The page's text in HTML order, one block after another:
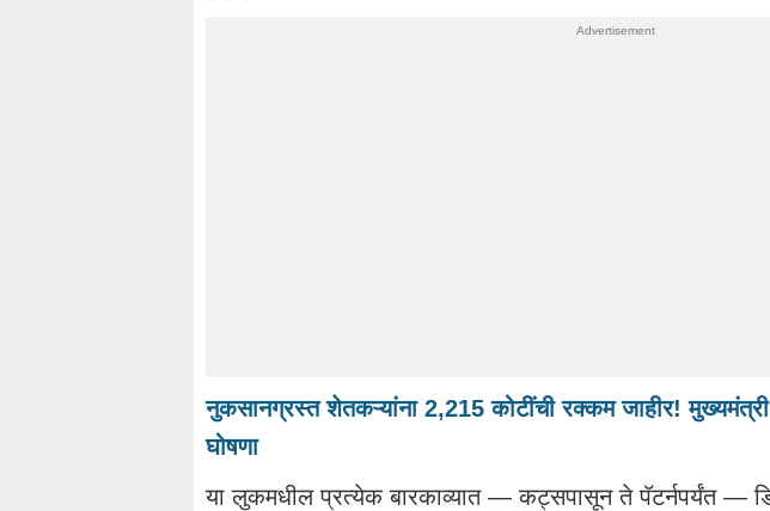
नुकसानग्रस्त शेतकऱ्यांना 2,215 कोटींची रक्कम जाहीर!
घोषणा
या लुकमधील प्रत्येक बारकाव्यात — कट्सपासून ते पॅटर्नपर्यंत —